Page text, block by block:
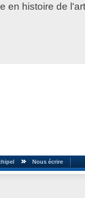
en histoire de
Nous écrire